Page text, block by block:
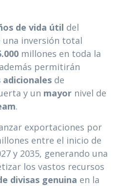
de vida útil del
inversión total
millones en toda la
permitirán
adicionales de
y un mayor nivel de
.
exportaciones por
entre el inicio de
y 2035, generando una
los vastos recursos
divisas genuina en la